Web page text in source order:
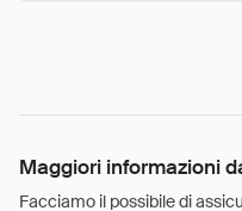
Maggiori informazioni
Facciamo il possibile di